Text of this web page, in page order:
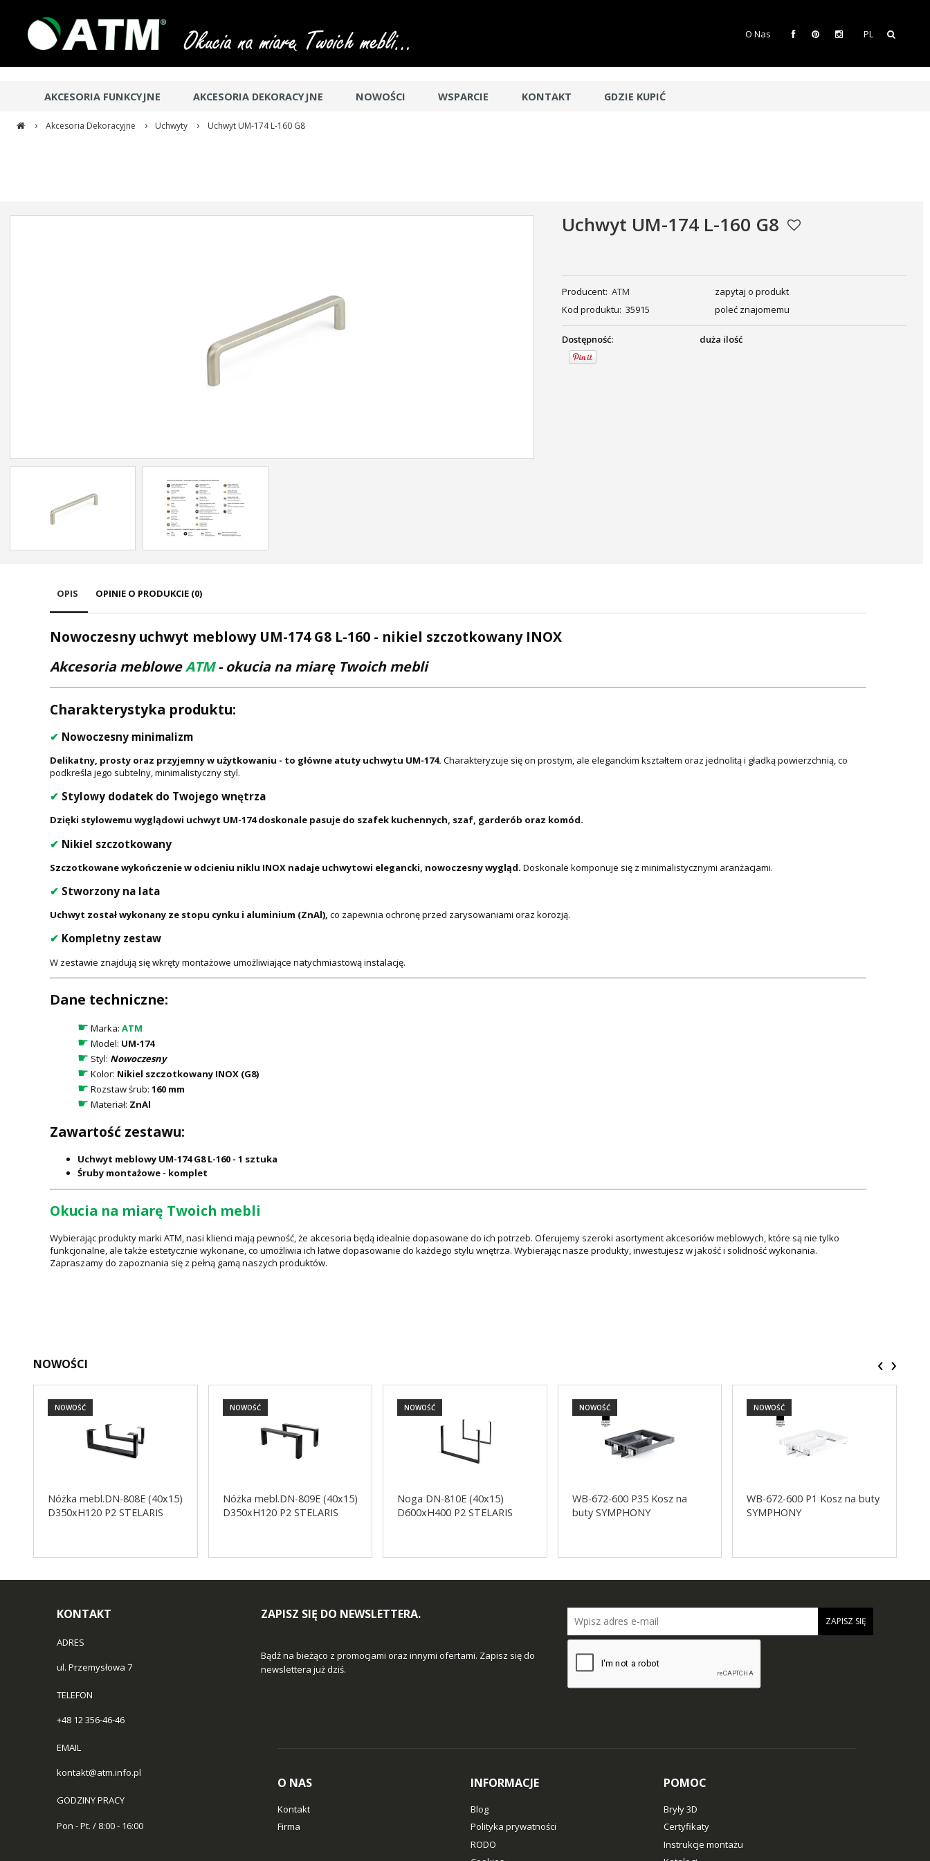
O Nas PL
AKCESORIA FUNKCYJNE AKCESORIA DEKORACYJNE NOWOŚCI WSPARCIE KONTAKT GDZIE KUPIĆ
› Akcesoria Dekoracyjne › Uchwyty › Uchwyt UM-174 L-160 G8
Uchwyt UM-174 L-160 G8
Producent: ATM
Kod produktu: 35915
zapytaj o produkt
poleć znajomemu
Dostępność: duża ilość
OPIS OPINIE O PRODUKCIE (0)
Nowoczesny uchwyt meblowy UM-174 G8 L-160 - nikiel szczotkowany INOX
Akcesoria mebloweATM- okucia na miarę Twoich mebli
Charakterystyka produktu:
✔ Nowoczesny minimalizm
Delikatny, prosty oraz przyjemny w użytkowaniu - to główne atuty uchwytu UM-174. Charakteryzuje się on prostym, ale eleganckim kształtem oraz jednolitą i gładką powierzchnią, co
podkreśla jego subtelny, minimalistyczny styl.
✔ Stylowy dodatek do Twojego wnętrza
Dzięki stylowemu wyglądowi uchwyt UM-174 doskonale pasuje do szafek kuchennych, szaf, garderób oraz komód.
✔ Nikiel szczotkowany
Szczotkowane wykończenie w odcieniu niklu INOX nadaje uchwytowi elegancki, nowoczesny wygląd. Doskonale komponuje się z minimalistycznymi aranżacjami.
✔ Stworzony na lata
Uchwyt został wykonany ze stopu cynku i aluminium (ZnAl), co zapewnia ochronę przed zarysowaniami oraz korozją.
✔ Kompletny zestaw
W zestawie znajdują się wkręty montażowe umożliwiające natychmiastową instalację.
Dane techniczne:
☛ Marka: ATM
☛ Model: UM-174
☛ Styl: Nowoczesny
☛ Kolor: Nikiel szczotkowany INOX (G8)
☛ Rozstaw śrub: 160 mm
☛ Materiał: ZnAl
Zawartość zestawu:
Uchwyt meblowy UM-174 G8 L-160 - 1 sztuka
Śruby montażowe - komplet
Okucia na miarę Twoich mebli
Wybierając produkty marki ATM, nasi klienci mają pewność, że akcesoria będą idealnie dopasowane do ich potrzeb. Oferujemy szeroki asortyment akcesoriów meblowych, które są nie tylko
funkcjonalne, ale także estetycznie wykonane, co umożliwia ich łatwe dopasowanie do każdego stylu wnętrza. Wybierając nasze produkty, inwestujesz w jakość i solidność wykonania.
Zapraszamy do zapoznania się z pełną gamą naszych produktów.
NOWOŚCI
Nóżka mebl.DN-808E (40x15)
D350xH120 P2 STELARIS
NOWOŚĆ
Nóżka mebl.DN-809E (40x15)
D350xH120 P2 STELARIS
NOWOŚĆ
Noga DN-810E (40x15)
D600xH400 P2 STELARIS
NOWOŚĆ
WB-672-600 P35 Kosz na
buty SYMPHONY
NOWOŚĆ
WB-672-600 P1 Kosz na buty
SYMPHONY
NOWOŚĆ
‹ ›
KONTAKT
ADRES
ul. Przemysłowa 7
TELEFON
+48 12 356-46-46
EMAIL
kontakt@atm.info.pl
GODZINY PRACY
Pon - Pt. / 8:00 - 16:00
ZAPISZ SIĘ DO NEWSLETTERA.
Bądź na bieżąco z promocjami oraz innymi ofertami. Zapisz się do
newslettera już dziś.
ZAPISZ SIĘ
O NAS
Kontakt
Firma
INFORMACJE
Blog
Polityka prywatności
RODO
POMOC
Bryły 3D
Certyfikaty
Instrukcje montażu